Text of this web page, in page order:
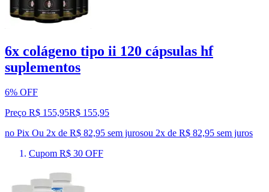
6x colágeno tipo ii 120 cápsulas hf
suplementos
6% OFF
Preço R$ 155,95R$ 155,95
no Pix Ou 2x de R$ 82,95 sem jurosou 2x de R$ 82,95 sem juros
Cupom R$ 30 OFF